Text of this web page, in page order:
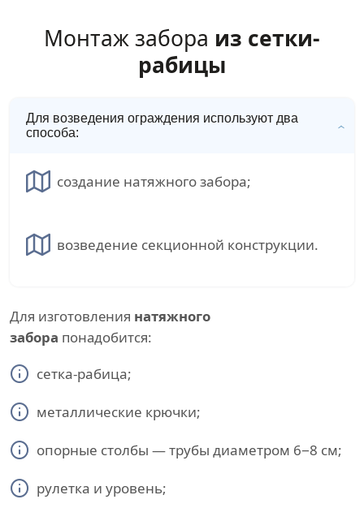
Монтаж забора из сетки-
рабицы
Для возведения ограждения используют два
способа:
создание натяжного забора;
возведение секционной конструкции.
Для изготовления натяжного
забора понадобится:
сетка-рабица;
металлические крючки;
опорные столбы — трубы диаметром 6−8 см;
рулетка и уровень;